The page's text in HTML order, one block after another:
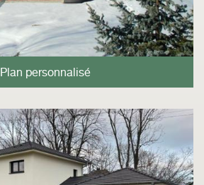
Plan personnalisé